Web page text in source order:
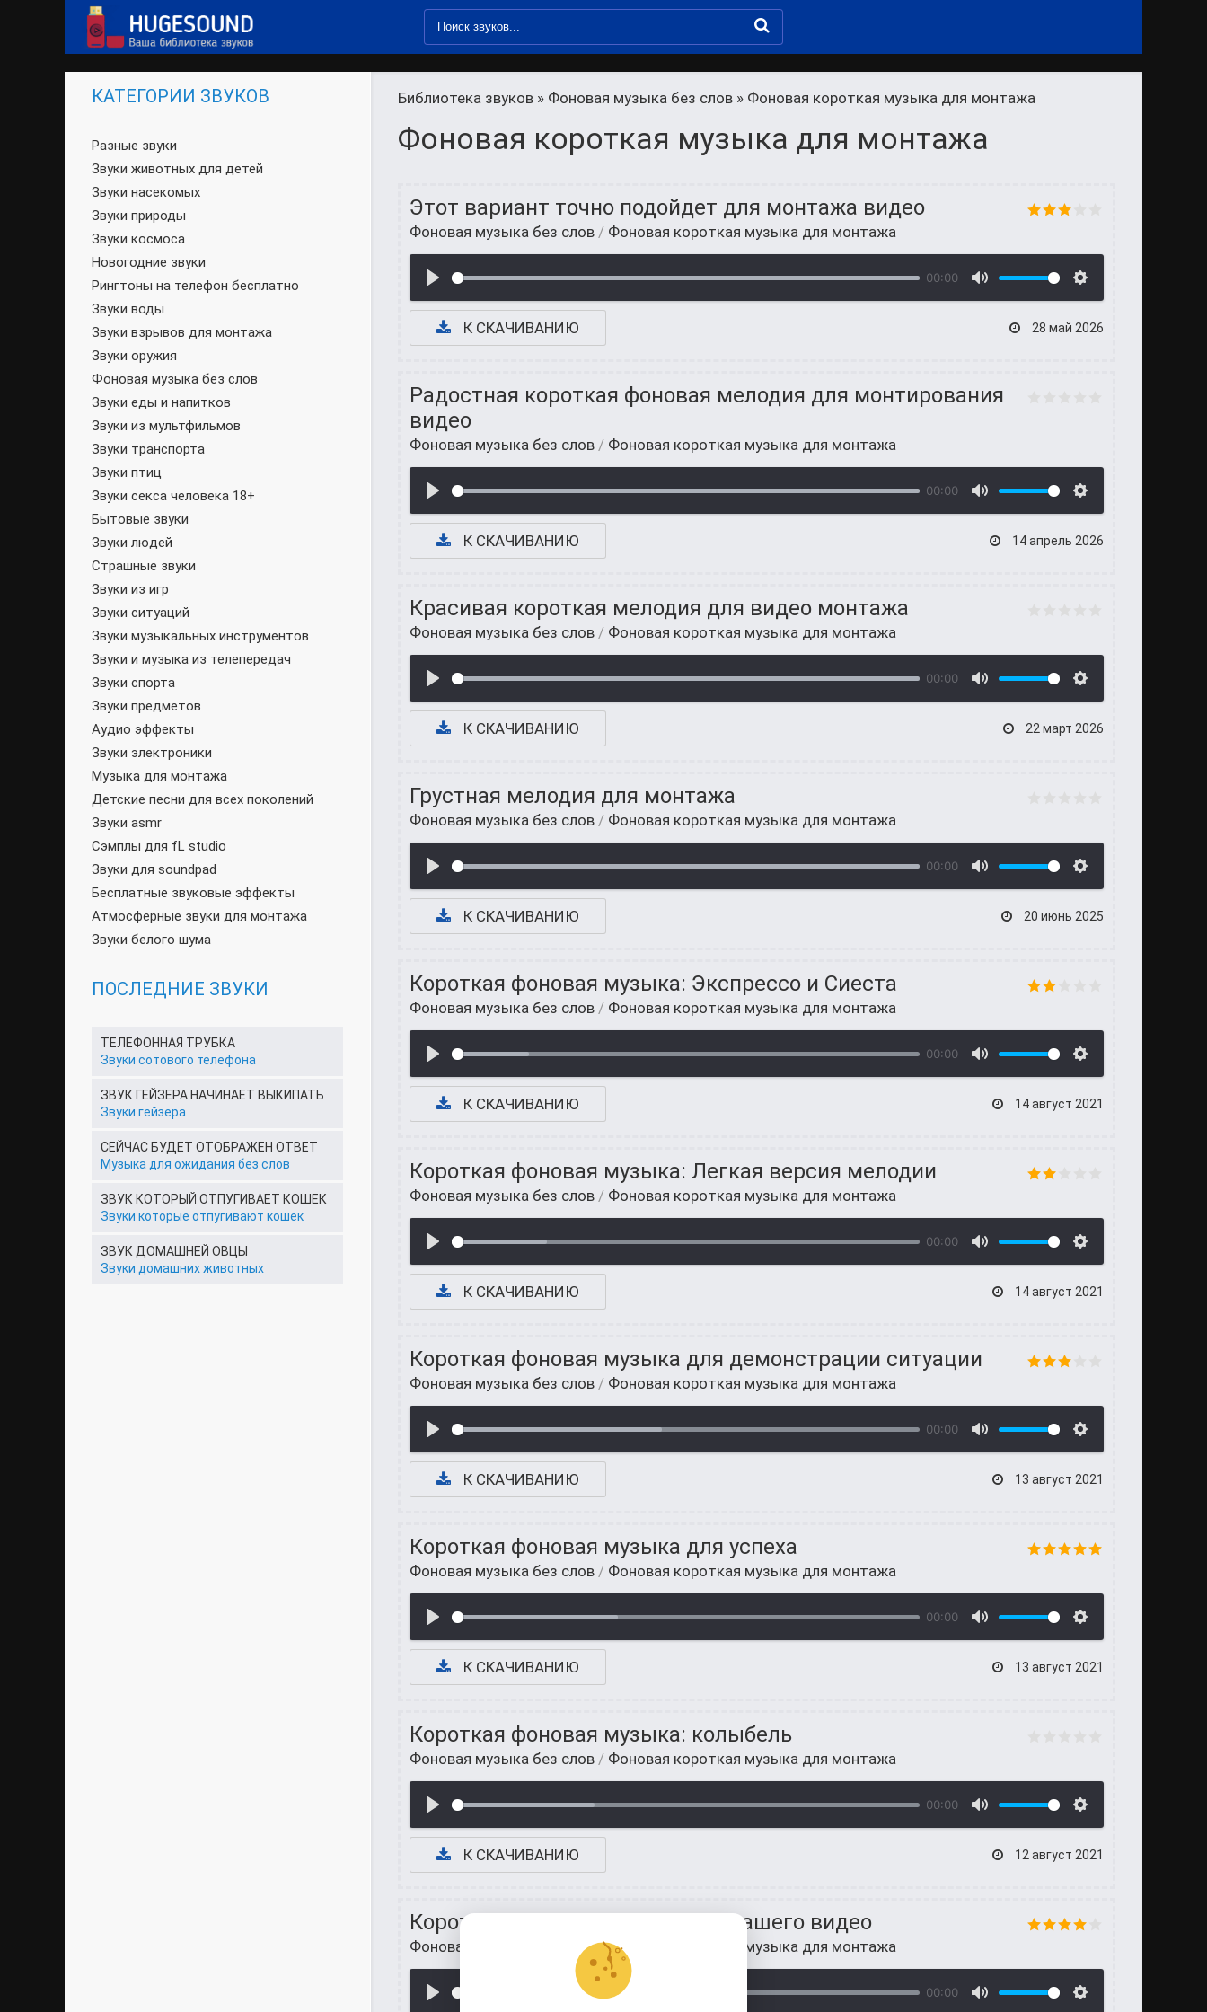
Библиотека звуков » Фоновая музыка без слов » Фоновая короткая музыка для монтажа
Фоновая короткая музыка для монтажа
Этот вариант точно подойдет для монтажа видео
Фоновая музыка без слов / Фоновая короткая музыка для монтажа
00:00
К СКАЧИВАНИЮ 28 май 2026
Радостная короткая фоновая мелодия для монтирования
видео
Фоновая музыка без слов / Фоновая короткая музыка для монтажа
00:00
К СКАЧИВАНИЮ 14 апрель 2026
Красивая короткая мелодия для видео монтажа
Фоновая музыка без слов / Фоновая короткая музыка для монтажа
00:00
К СКАЧИВАНИЮ 22 март 2026
Грустная мелодия для монтажа
Фоновая музыка без слов / Фоновая короткая музыка для монтажа
00:00
К СКАЧИВАНИЮ 20 июнь 2025
Короткая фоновая музыка: Экспрессо и Сиеста
Фоновая музыка без слов / Фоновая короткая музыка для монтажа
00:00
К СКАЧИВАНИЮ 14 август 2021
Короткая фоновая музыка: Легкая версия мелодии
Фоновая музыка без слов / Фоновая короткая музыка для монтажа
00:00
К СКАЧИВАНИЮ 14 август 2021
Короткая фоновая музыка для демонстрации ситуации
Фоновая музыка без слов / Фоновая короткая музыка для монтажа
00:00
К СКАЧИВАНИЮ 13 август 2021
Короткая фоновая музыка для успеха
Фоновая музыка без слов / Фоновая короткая музыка для монтажа
00:00
К СКАЧИВАНИЮ 13 август 2021
Короткая фоновая музыка: колыбель
Фоновая музыка без слов / Фоновая короткая музыка для монтажа
00:00
К СКАЧИВАНИЮ 12 август 2021
Короткая фоновая музыка для вашего видео
Фоновая музыка без слов/Фоновая короткая музыка для монтажа
00:00
КАТЕГОРИИ ЗВУКОВ
Разные звуки
Звуки животных для детей
Звуки насекомых
Звуки природы
Звуки космоса
Новогодние звуки
Рингтоны на телефон бесплатно
Звуки воды
Звуки взрывов для монтажа
Звуки оружия
Фоновая музыка без слов
Звуки еды и напитков
Звуки из мультфильмов
Звуки транспорта
Звуки птиц
Звуки секса человека 18+
Бытовые звуки
Звуки людей
Страшные звуки
Звуки из игр
Звуки ситуаций
Звуки музыкальных инструментов
Звуки и музыка из телепередач
Звуки спорта
Звуки предметов
Аудио эффекты
Звуки электроники
Музыка для монтажа
Детские песни для всех поколений
Звуки asmr
Сэмплы для fL studio
Звуки для soundpad
Бесплатные звуковые эффекты
Атмосферные звуки для монтажа
Звуки белого шума
ПОСЛЕДНИЕ ЗВУКИ
ТЕЛЕФОННАЯ ТРУБКА
Звуки сотового телефона
ЗВУК ГЕЙЗЕРА НАЧИНАЕТ ВЫКИПАТЬ
Звуки гейзера
СЕЙЧАС БУДЕТ ОТОБРАЖЕН ОТВЕТ
Музыка для ожидания без слов
ЗВУК КОТОРЫЙ ОТПУГИВАЕТ КОШЕК
Звуки которые отпугивают кошек
ЗВУК ДОМАШНЕЙ ОВЦЫ
Звуки домашних животных